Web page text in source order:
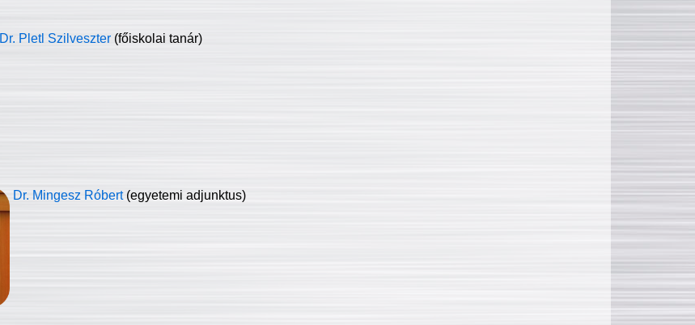
Dr. Pletl Szilveszter (főiskolai tanár)
Dr. Mingesz Róbert (egyetemi adjunktus)